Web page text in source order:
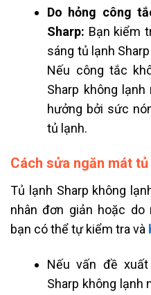
Do hỏng công
Sharp: Bạn kiểm
sáng tủ lạnh
Nếu công tắc
Sharp không
hưởng bởi sức
tủ lạnh.
Cách sửa ngăn mát
Tủ lạnh Sharp không
nhân đơn giản hoặc do
bạn có thể tự kiểm tra và
Nếu vấn đề
Sharp không lạnh